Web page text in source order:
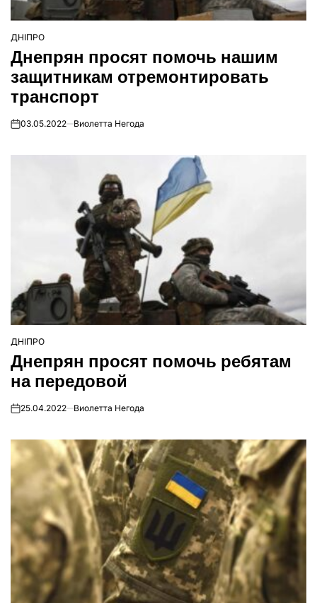
ОПУБЛІКУВАТИ
У
ДНІПРО
Днепрян просят помочь нашим
защитникам отремонтировать
транспорт
on03.05.2022 Виолетта Негода
ОПУБЛІКУВАТИ
У
ДНІПРО
Днепрян просят помочь ребятам
на передовой
on25.04.2022 Виолетта Негода